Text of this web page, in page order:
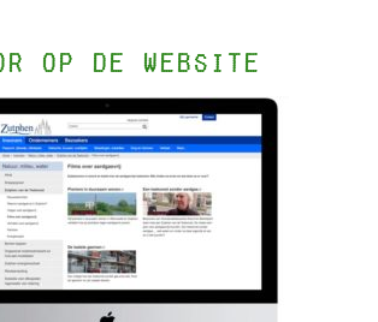
op de website